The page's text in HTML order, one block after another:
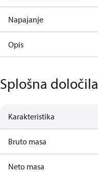
Napajanje
Opis
Splošna določila
Karakteristika
Bruto masa
Neto masa